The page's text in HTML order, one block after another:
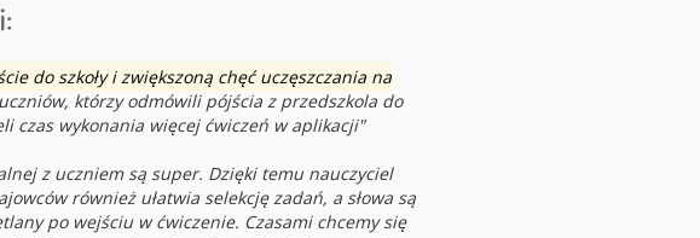
do szkoły i zwiększoną chęć uczęszczania na
którzy odmówili pójścia z przedszkola do
czas wykonania więcej ćwiczeń w aplikacji"
z uczniem są super. Dzięki temu nauczyciel
również ułatwia selekcję zadań, a słowa są
po wejściu w ćwiczenie. Czasami chcemy się